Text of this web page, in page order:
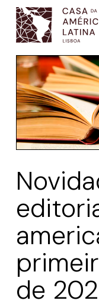
Skip
main
content
de